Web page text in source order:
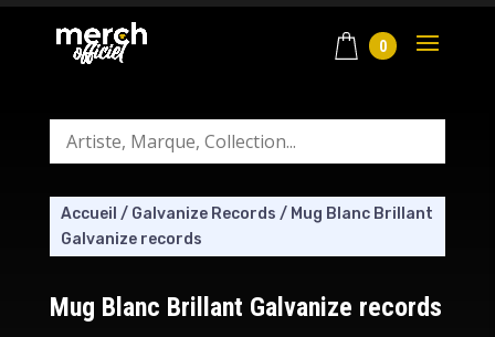
0
Accueil / Galvanize Records / Mug Blanc Brillant
Galvanize records
Mug Blanc Brillant Galvanize records